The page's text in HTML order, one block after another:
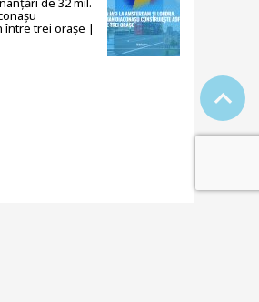
între trei orașe |